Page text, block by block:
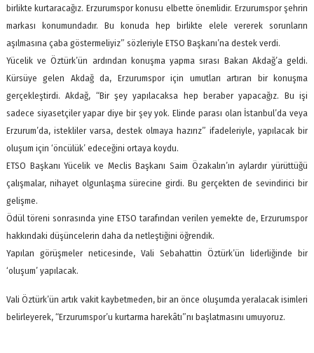
birlikte kurtaracağız. Erzurumspor konusu elbette önemlidir. Erzurumspor şehrin
markası konumundadır. Bu konuda hep birlikte elele vererek sorunların
aşılmasına çaba göstermeliyiz” sözleriyle ETSO Başkanı’na destek verdi.
Yücelik ve Öztürk’ün ardından konuşma yapma sırası Bakan Akdağ’a geldi.
Kürsüye gelen Akdağ da, Erzurumspor için umutları artıran bir konuşma
gerçekleştirdi. Akdağ, “Bir şey yapılacaksa hep beraber yapacağız. Bu işi
sadece siyasetçiler yapar diye bir şey yok. Elinde parası olan İstanbul’da veya
Erzurum’da, istekliler varsa, destek olmaya hazırız” ifadeleriyle, yapılacak bir
oluşum için ‘öncülük’ edeceğini ortaya koydu.
ETSO Başkanı Yücelik ve Meclis Başkanı Saim Özakalın’ın aylardır yürüttüğü
çalışmalar, nihayet olgunlaşma sürecine girdi. Bu gerçekten de sevindirici bir
gelişme.
Ödül töreni sonrasında yine ETSO tarafından verilen yemekte de, Erzurumspor
hakkındaki düşüncelerin daha da netleştiğini öğrendik.
Yapılan görüşmeler neticesinde, Vali Sebahattin Öztürk’ün liderliğinde bir
‘oluşum’ yapılacak.
Vali Öztürk’ün artık vakit kaybetmeden, bir an önce oluşumda yeralacak isimleri
belirleyerek, “Erzurumspor’u kurtarma harekâtı”nı başlatmasını umuyoruz.